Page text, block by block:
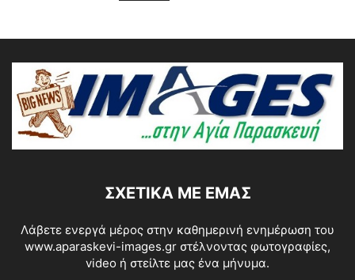
ΣΧΕΤΙΚΆ ΜΕ ΕΜΆΣ
Λάβετε ενεργά μέρος στην καθημερινή ενημέρωση του
www.aparaskevi-images.gr στέλνοντας φωτογραφίες,
video ή στείλτε μας ένα μήνυμα.